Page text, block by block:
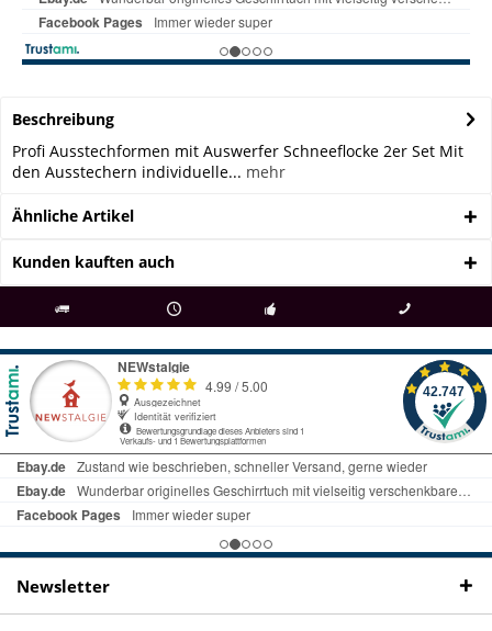
Beschreibung
Profi Ausstechformen mit Auswerfer Schneeflocke 2er Set Mit
den Ausstechern individuelle... mehr
Ähnliche Artikel
Kunden kauften auch
ab € 69 Bestellwert seit 98 Jahren Fachgeschäft + telefonisch erreichbar
09497 1511
Newsletter